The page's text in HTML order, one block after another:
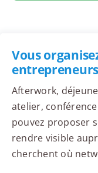
Vous
Afterwork,
atelier,
pouvez proposer
rendre visible
cherchent où